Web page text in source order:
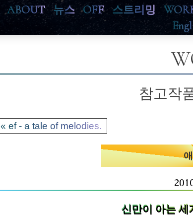
ABOUT 뉴스 OFF 스트리밍
참고작
« ef - a tale of melodies.
신만이 아는 세